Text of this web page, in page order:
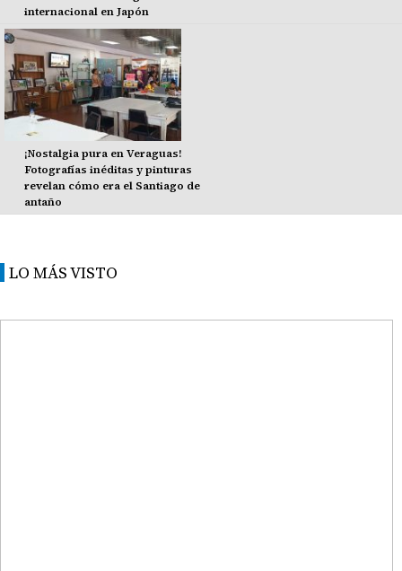
internacional en Japón
¡Nostalgia pura en Veraguas!
Fotografías inéditas y pinturas
revelan cómo era el Santiago de
antaño
LO MÁS VISTO